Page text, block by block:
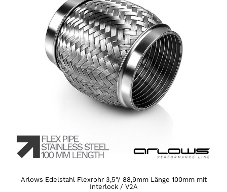
Arlows Edelstahl Flexrohr 3,5"/ 88,9mm Länge 100mm mit
Interlock / V2A